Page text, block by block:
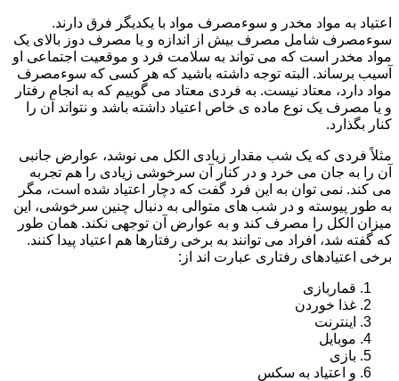
اعتیاد به مواد مخدر و سوءمصرف مواد با یکدیگر فرق دارند.
سوءمصرف شامل مصرف بیش از اندازه و یا مصرف دوز بالای یک
مواد مخدر است که می تواند به سلامت فرد و موقعیت اجتماعی او
آسیب برساند. البته توجه داشته باشید که هر کسی که سوءمصرف
مواد دارد، معتاد نیست. به فردی معتاد می گوییم که به انجام رفتار
و یا مصرف یک نوع ماده ی خاص اعتیاد داشته باشد و نتواند آن را
کنار بگذارد.
مثلاً فردی که یک شب مقدار زیادی الکل می نوشد، عوارض جانبی
آن را به جان می خرد و در کنار آن سرخوشی زیادی را هم تجربه
می کند. نمی توان به این فرد گفت که دچار اعتیاد شده است، مگر
به طور پیوسته و در شب های متوالی به دنبال چنین سرخوشی، این
میزان الکل را مصرف کند و به عوارض آن توجهی نکند. همان طور
که گفته شد، افراد می توانند به برخی رفتارها هم اعتیاد پیدا کنند.
برخی اعتیادهای رفتاری عبارت اند از:
قماربازی
غذا خوردن
اینترنت
موبایل
بازی
و اعتیاد به سکس